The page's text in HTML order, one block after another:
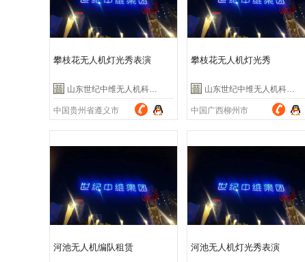
攀枝花无人机灯光秀表演
山东世纪中维无人机科技有限公司
中国贵州省遵义市
攀枝花无人机灯光秀
山东世纪中维无人机科技有限公司
中国广西柳州市
河池无人机编队租赁 河池无人机灯光秀表演